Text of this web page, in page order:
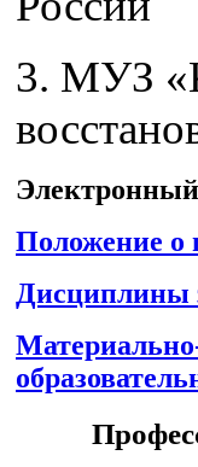
3. МУЗ
Электронный
Положение о
Дисциплины